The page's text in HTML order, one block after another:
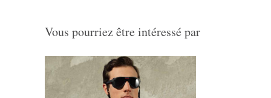
Vous pourriez être intéressé par